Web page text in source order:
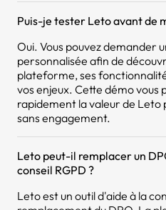
Puis-je tester Leto avant de
Oui. Vous pouvez demander
personnalisée afin de
plateforme, ses
vos enjeux. Cette démo vous
rapidement la valeur de
sans engagement.
Leto peut-il remplacer un
conseil RGPD ?
Leto est un outil d'aide à la